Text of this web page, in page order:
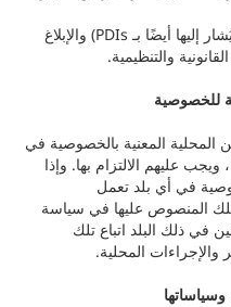
(x) تصعيد حوادث البيانات الشخصية (ويُشار إليها أيضًا بـ PDIs) والإبلاغ
والتنظيمية.
للخصوصية
المحلية المعنية بالخصوصية في
ويجب عليهم الالتزام بها. وإذا
في أي بلد تعمل
المنصوص عليها في سياسة
في ذلك البلد اتباع تلك
والإجراءات المحلية.